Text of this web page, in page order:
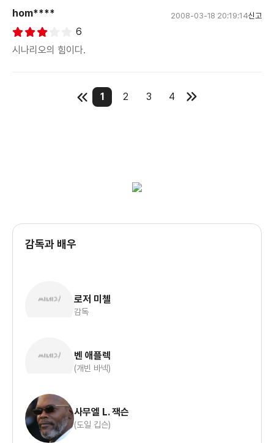
hom**** 2008-03-18 20:19:14신고
6
시나리오의 힘이다.
1 2 3 4
감독과 배우
로저 미첼
감독
벤 애플렉
(개빈 바넥)
사무엘 L. 잭슨
(도일 깁슨)